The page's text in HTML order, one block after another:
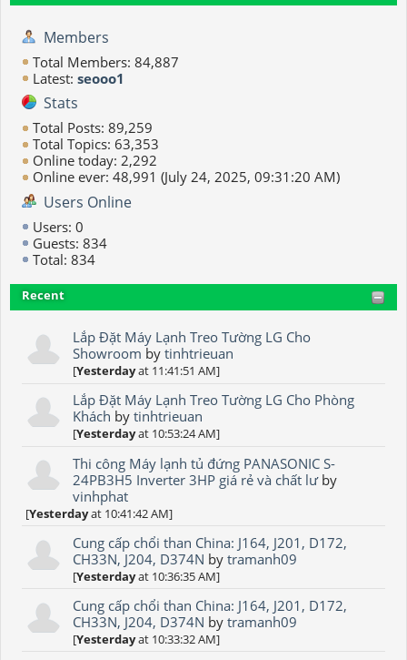
Members
Total Members: 84,887
Latest: seooo1
Stats
Total Posts: 89,259
Total Topics: 63,353
Online today: 2,292
Online ever: 48,991 (July 24, 2025, 09:31:20 AM)
Users Online
Users: 0
Guests: 834
Total: 834
Recent
Lắp Đặt Máy Lạnh Treo Tường LG Cho
Showroom bytinhtrieuan
[Yesterdayat 11:41:51 AM]
Lắp Đặt Máy Lạnh Treo Tường LG Cho Phòng
Khách bytinhtrieuan
[Yesterdayat 10:53:24 AM]
Thi công Máy lạnh tủ đứng PANASONIC S-
24PB3H5 Inverter 3HP giá rẻ và chất lưby
vinhphat
[Yesterdayat 10:41:42 AM]
Cung cấp chổi than China: J164, J201, D172,
CH33N, J204, D374N bytramanh09
[Yesterdayat 10:36:35 AM]
Cung cấp chổi than China: J164, J201, D172,
CH33N, J204, D374N bytramanh09
[Yesterdayat 10:33:32 AM]